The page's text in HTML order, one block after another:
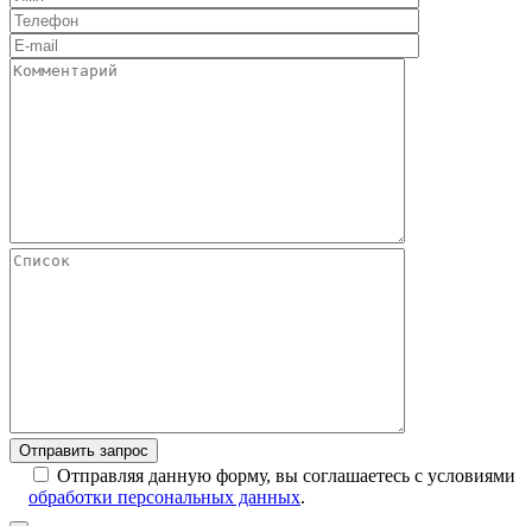
Отправляя данную форму, вы соглашаетесь с условиями
обработки персональных данных.